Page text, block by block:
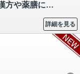
91%OFF【8,990円】≪☆送料無料☆漢方や薬膳に関する資格を取得して、自分や…
詳細を見る